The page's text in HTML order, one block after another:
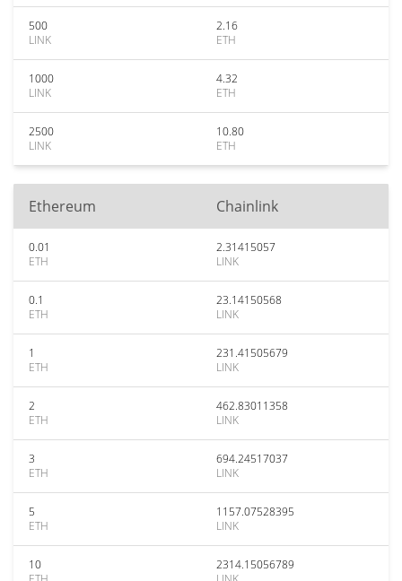
500
LINK
2.16
ETH
1000
LINK
4.32
ETH
2500
LINK
10.80
ETH
Ethereum Chainlink
0.01
ETH
2.31415057
LINK
0.1
ETH
23.14150568
LINK
1
ETH
231.41505679
LINK
2
ETH
462.83011358
LINK
3
ETH
694.24517037
LINK
5
ETH
1157.07528395
LINK
10
2314.15056789